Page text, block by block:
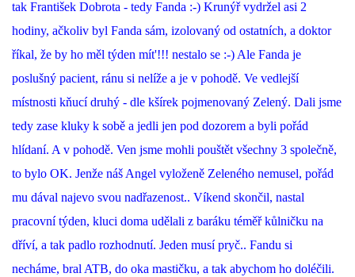
tak František Dobrota - tedy Fanda :-) Krunýř vydržel asi 2
hodiny, ačkoliv byl Fanda sám, izolovaný od ostatních, a doktor
říkal, že by ho měl týden mít'!!! nestalo se :-) Ale Fanda je
poslušný pacient, ránu si nelíže a je v pohodě. Ve vedlejší
místnosti kňucí druhý - dle kšírek pojmenovaný Zelený. Dali jsme
tedy zase kluky k sobě a jedli jen pod dozorem a byli pořád
hlídaní. A v pohodě. Ven jsme mohli pouštět všechny 3 společně,
to bylo OK. Jenže náš Angel vyloženě Zeleného nemusel, pořád
mu dával najevo svou nadřazenost.. Víkend skončil, nastal
pracovní týden, kluci doma udělali z baráku téměř kůlničku na
dříví, a tak padlo rozhodnutí. Jeden musí pryč.. Fandu si
necháme, bral ATB, do oka mastičku, a tak abychom ho doléčili.